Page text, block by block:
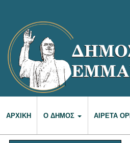
ΑΡΧΙΚΉ Ο ΔΉΜΟΣ ΑΙΡΕΤΆ